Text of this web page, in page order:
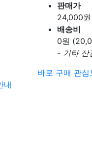
판매가
24,000원
배송비
0원
- 기타 산
바로 구매 관심
내